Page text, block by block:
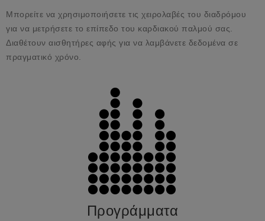
Μπορείτε να χρησιμοποιήσετε τις χειρολαβές του διαδρόμου
για να μετρήσετε το επίπεδο του καρδιακού παλμού σας.
Διαθέτουν αισθητήρες αφής για να λαμβάνετε δεδομένα σε
πραγματικό χρόνο.
Προγράμματα